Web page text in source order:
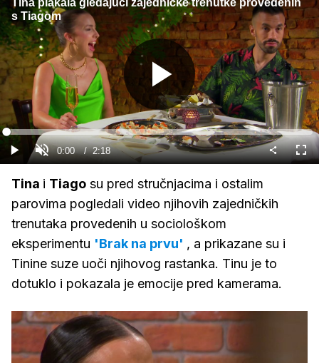
Tina plakala gledajući zajedničke trenutke provedenih
s Tiagom
Gledaj
GledajUpali
zvuk
Current
Time
0:00 / Duration
2:18
Loaded:
0%
Tina i Tiago su pred stručnjacima i ostalim
parovima pogledali video njihovih zajedničkih
trenutaka provedenih u sociološkom
eksperimentu 'Brak na prvu' , a prikazane su i
Tinine suze uoči njihovog rastanka. Tinu je to
dotuklo i pokazala je emocije pred kamerama.